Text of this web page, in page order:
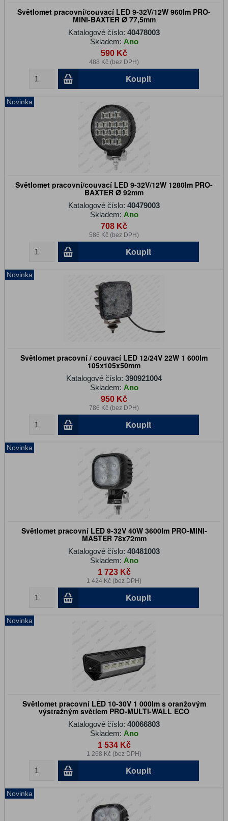
Světlomet pracovní/couvací LED 9-32V/12W 960lm PRO-
MINI-BAXTER Ø 77,5mm
Katalogové číslo: 40478003
Skladem: Ano
590 Kč
488 Kč (bez DPH)
Koupit
Novinka
Světlomet pracovní/couvací LED 9-32V/12W 1280lm PRO-
BAXTER Ø 92mm
Katalogové číslo: 40479003
Skladem: Ano
708 Kč
586 Kč (bez DPH)
Koupit
Novinka
Světlomet pracovní / couvací LED 12/24V 22W 1 600lm
105x105x50mm
Katalogové číslo: 390921004
Skladem: Ano
950 Kč
786 Kč (bez DPH)
Koupit
Novinka
Světlomet pracovní LED 9-32V 40W 3600lm PRO-MINI-
MASTER 78x72mm
Katalogové číslo: 40481003
Skladem: Ano
1 723 Kč
1 424 Kč (bez DPH)
Koupit
Novinka
Světlomet pracovní LED 10-30V 1 000lm s oranžovým
výstražným světlem PRO-MULTI-WALL ECO
Katalogové číslo: 40066803
Skladem: Ano
1 534 Kč
1 268 Kč (bez DPH)
Koupit
Novinka